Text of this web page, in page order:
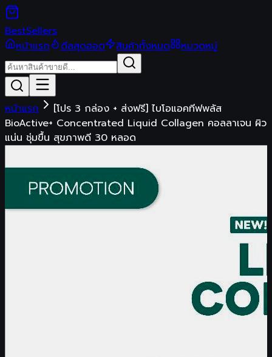
BestSellers
หน้าแรก
ดีลสุดฮอต สินค้าทั้งหมด หมวดหมู่
หน้าแรก
[โปร 3 กล่อง + ส่งฟรี] ไบโอแอคทีฟพลัส
BioActive+ Concentrated Liquid Collagen คอลลาเจน ผิว
แน่น ชุ่มขื้น สุขภาพดี 30 หลอด